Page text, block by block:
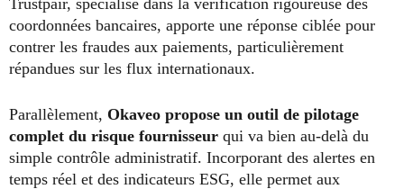
coordonnées bancaires, apporte une réponse ciblée pour
contrer les fraudes aux paiements, particulièrement
répandues sur les flux internationaux.
Parallèlement, Okaveo propose un outil de pilotage
complet du risque fournisseur qui va bien au-delà du
simple contrôle administratif. Incorporant des alertes en
temps réel et des indicateurs ESG, elle permet aux